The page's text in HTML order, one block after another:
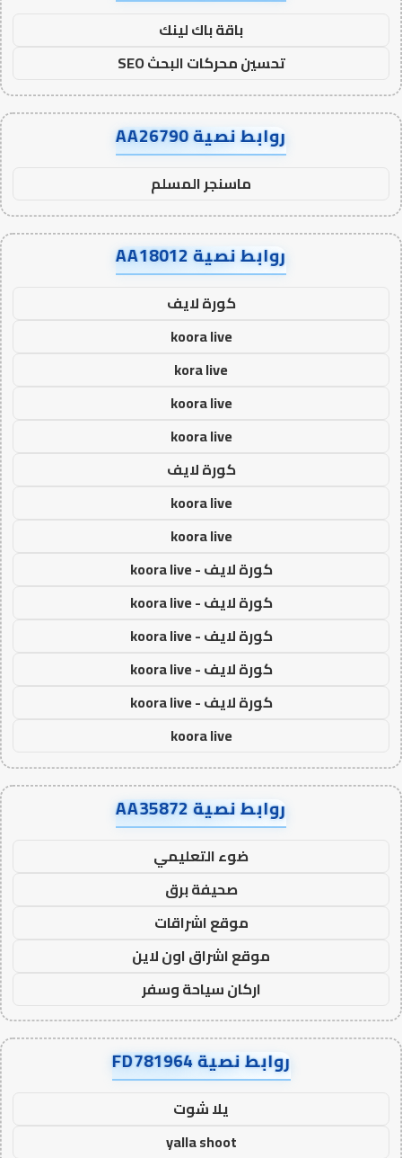
باقة باك لينك
تحسين محركات البحث SEO
روابط نصية AA26790
ماسنجر المسلم
روابط نصية AA18012
كورة لايف
koora live
kora live
koora live
koora live
كورة لايف
koora live
koora live
كورة لايف - koora live
كورة لايف - koora live
كورة لايف - koora live
كورة لايف - koora live
كورة لايف - koora live
koora live
روابط نصية AA35872
ضوء التعليمي
صحيفة برق
موقع اشراقات
موقع اشراق اون لاين
اركان سياحة وسفر
روابط نصية FD781964
يلا شوت
yalla shoot